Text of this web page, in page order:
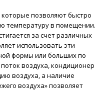
позволяют быстро
температуру в помещении.
за счет различных
использовать эти
формы или больших по
воздуха, кондиционер
воздуха, а наличие
воздуха» позволяет